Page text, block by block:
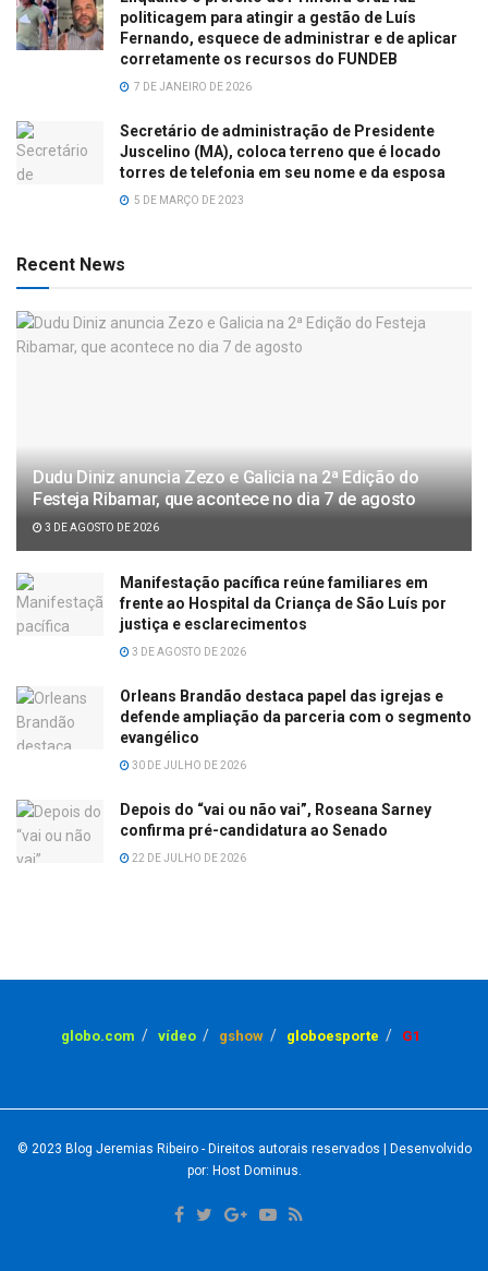
politicagem para atingir a gestão de Luís
Fernando, esquece de administrar e de aplicar
corretamente os recursos do FUNDEB
7 DE JANEIRO DE 2026
Secretário de administração de Presidente
Juscelino (MA), coloca terreno que é locado
torres de telefonia em seu nome e da esposa
5 DE MARÇO DE 2023
Recent News
Dudu Diniz anuncia Zezo e Galicia na 2ª Edição do
Festeja Ribamar, que acontece no dia 7 de agosto
3 DE AGOSTO DE 2026
Manifestação pacífica reúne familiares em
frente ao Hospital da Criança de São Luís por
justiça e esclarecimentos
3 DE AGOSTO DE 2026
Orleans Brandão destaca papel das igrejas e
defende ampliação da parceria com o segmento
evangélico
30 DE JULHO DE 2026
Depois do “vai ou não vai”, Roseana Sarney
confirma pré-candidatura ao Senado
22 DE JULHO DE 2026
globo.com vídeo gshow globoesporte G1
© 2023 Blog Jeremias Ribeiro- Direitos autorais reservados | Desenvolvido
por: Host Dominus.